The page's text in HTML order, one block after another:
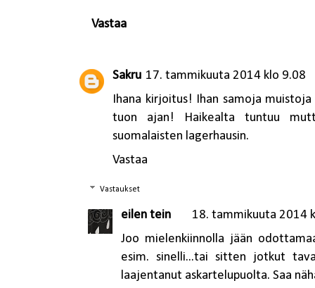
Vastaa
Sakru 17. tammikuuta 2014 klo 9.08
Ihana kirjoitus! Ihan samoja
tuon ajan! Haikealta tuntuu
suomalaisten lagerhausin.
Vastaa
Vastaukset
eilen tein
18. tammikuuta 2014
Joo mielenkiinnolla jään
esim. sinelli...tai sitten jotkut
laajentanut askartelupuolta. Saa